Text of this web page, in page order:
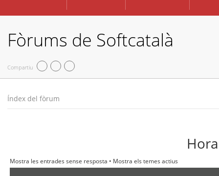
Fòrums de Softcatalà
Compartiu
Índex del fòrum
Mostra les entrades sense resposta • Mostra els temes actius